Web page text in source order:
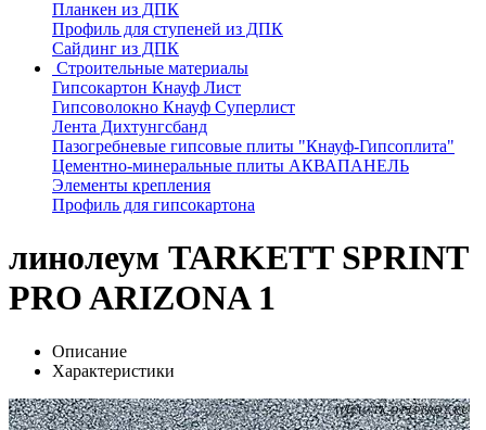
Планкен из ДПК
Профиль для ступеней из ДПК
Сайдинг из ДПК
Строительные материалы
Гипсокартон Кнауф Лист
Гипсоволокно Кнауф Суперлист
Лента Дихтунгсбанд
Пазогребневые гипсовые плиты "Кнауф-Гипсоплита"
Цементно-минеральные плиты АКВАПАНЕЛЬ
Элементы крепления
Профиль для гипсокартона
линолеум TARKETT SPRINT
PRO ARIZONA 1
Описание
Характеристики